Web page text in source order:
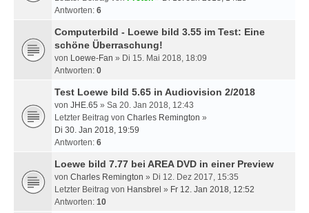
Antworten: 6
Computerbild - Loewe bild 3.55 im Test: Eine
schöne Überraschung!
von Loewe-Fan » Di 15. Mai 2018, 18:09
Antworten: 0
Test Loewe bild 5.65 in Audiovision 2/2018
von JHE.65 » Sa 20. Jan 2018, 12:43
Letzter Beitrag von Charles Remington »
Di 30. Jan 2018, 19:59
Antworten: 6
Loewe bild 7.77 bei AREA DVD in einer Preview
von Charles Remington » Di 12. Dez 2017, 15:35
Letzter Beitrag von Hansbrel » Fr 12. Jan 2018, 12:52
Antworten: 10